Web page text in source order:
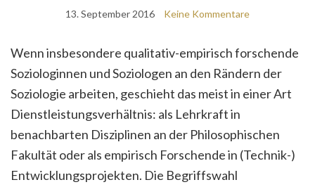
13. September 2016 Keine Kommentare
Wenn insbesondere qualitativ-empirisch forschende
Soziologinnen und Soziologen an den Rändern der
Soziologie arbeiten, geschieht das meist in einer Art
Dienstleistungsverhältnis: als Lehrkraft in
benachbarten Disziplinen an der Philosophischen
Fakultät oder als empirisch Forschende in (Technik-)
Entwicklungsprojekten. Die Begriffswahl